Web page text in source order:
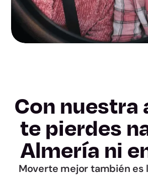
Con nuestra
te pierdes
Almería ni
Moverte mejor también es